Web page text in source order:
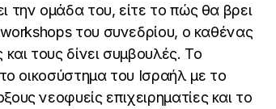
την ομάδα του, είτε το πώς θα βρει
του συνεδρίου, ο καθένας
τους δίνει συμβουλές. Το
οικοσύστημα του Ισραήλ με το
νεοφυείς επιχειρηματίες και το